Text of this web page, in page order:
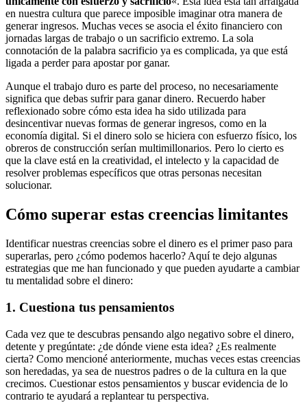
en nuestra cultura que parece imposible imaginar otra manera de
generar ingresos. Muchas veces se asocia el éxito financiero con
jornadas largas de trabajo o un sacrificio extremo. La sola
connotación de la palabra sacrificio ya es complicada, ya que está
ligada a perder para apostar por ganar.
Aunque el trabajo duro es parte del proceso, no necesariamente
significa que debas sufrir para ganar dinero. Recuerdo haber
reflexionado sobre cómo esta idea ha sido utilizada para
desincentivar nuevas formas de generar ingresos, como en la
economía digital. Si el dinero solo se hiciera con esfuerzo físico, los
obreros de construcción serían multimillonarios. Pero lo cierto es
que la clave está en la creatividad, el intelecto y la capacidad de
resolver problemas específicos que otras personas necesitan
solucionar.
Cómo superar estas creencias limitantes
Identificar nuestras creencias sobre el dinero es el primer paso para
superarlas, pero ¿cómo podemos hacerlo? Aquí te dejo algunas
estrategias que me han funcionado y que pueden ayudarte a cambiar
tu mentalidad sobre el dinero:
1. Cuestiona tus pensamientos
Cada vez que te descubras pensando algo negativo sobre el dinero,
detente y pregúntate: ¿de dónde viene esta idea? ¿Es realmente
cierta? Como mencioné anteriormente, muchas veces estas creencias
son heredadas, ya sea de nuestros padres o de la cultura en la que
crecimos. Cuestionar estos pensamientos y buscar evidencia de lo
contrario te ayudará a replantear tu perspectiva.